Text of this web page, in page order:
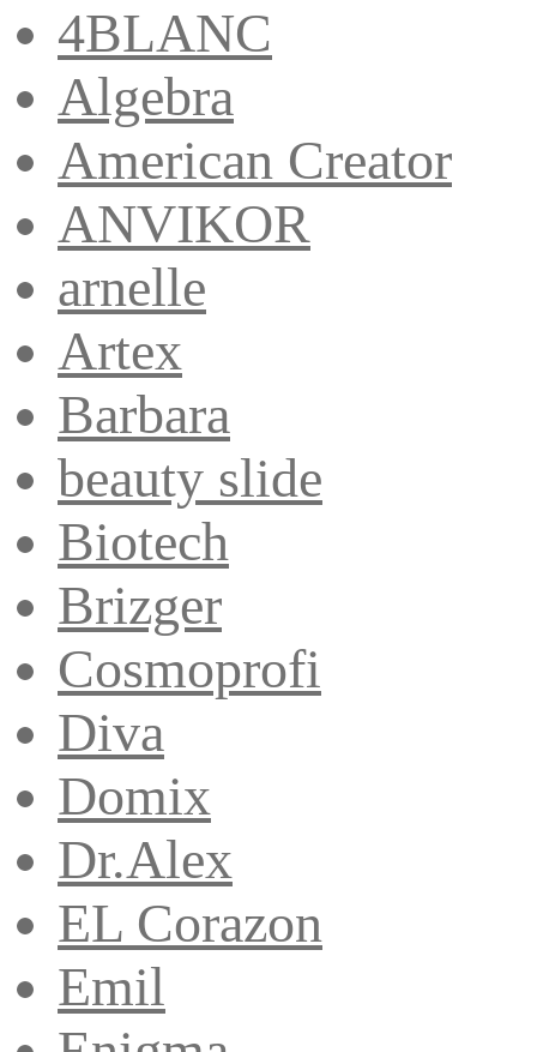
4BLANC
Algebra
American Creator
ANVIKOR
arnelle
Artex
Barbara
beauty slide
Biotech
Brizger
Cosmoprofi
Diva
Domix
Dr.Alex
EL Corazon
Emil